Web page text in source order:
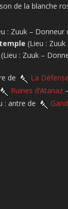
de la blanche
: Zuuk – Donneur
(Lieu :
(Lieu : Zuuk –
de La
Ruines d’Atanaz
: antre de